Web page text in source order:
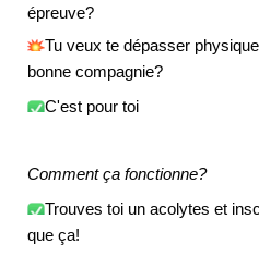
épreuve?
Tu veux te dépasser
bonne compagnie?
C'est pour toi
Comment ça fonctionne?
Trouves toi un acolytes et
que ça!